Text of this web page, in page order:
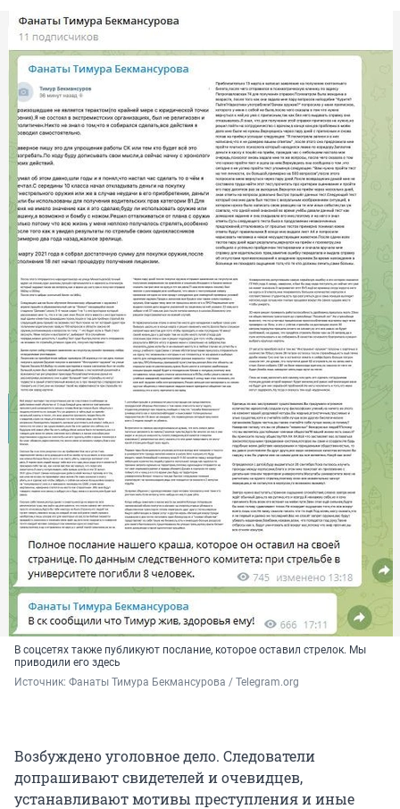
В соцсетях также публикуют послание, которое оставил стрелок. Мы
приводили его здесь
Источник: Фанаты Тимура Бекмансурова / Telegram.org
Возбуждено уголовное дело. Следователи
допрашивают свидетелей и очевидцев,
устанавливают мотивы преступления и иные